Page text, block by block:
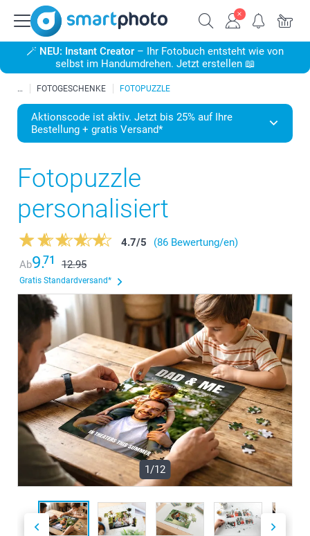
🪄 NEU: Instant Creator – Ihr Fotobuch entsteht wie von
selbst im Handumdrehen. Jetzt erstellen 📖
FOTOGESCHENKE FOTOPUZZLE
Aktionscode ist aktiv. Jetzt bis 25% auf Ihre
Bestellung + gratis Versand*
Fotopuzzle
personalisiert
4.7/5
(86 Bewertung/en)
Ab9.71 12.95
Gratis Standardversand*
1/12